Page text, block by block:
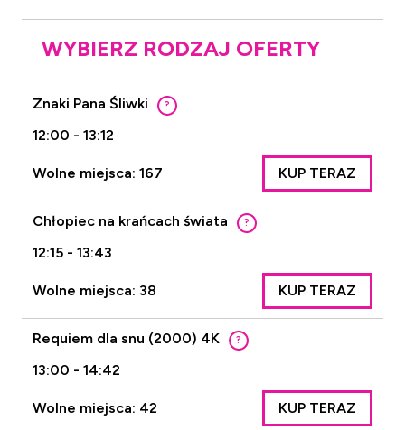
WYBIERZ RODZAJ OFERTY
Znaki Pana Śliwki ?
12:00 - 13:12
Wolne miejsca: 167 KUP TERAZ
Chłopiec na krańcach świata ?
12:15 - 13:43
Wolne miejsca: 38 KUP TERAZ
Requiem dla snu (2000) 4K ?
13:00 - 14:42
Wolne miejsca: 42 KUP TERAZ